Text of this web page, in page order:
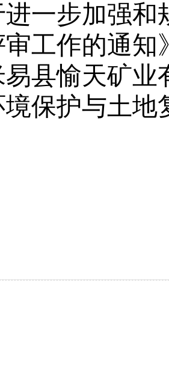
进一步加强
工作的通知
易县愉天矿
保护与土地